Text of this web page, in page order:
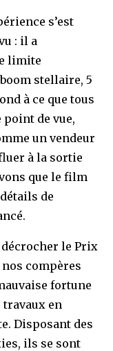
s’est
: il a
limite
stellaire, 5
à ce que tous
point de vue,
un vendeur
à la sortie
que le film
de
décrocher le Prix
compères
fortune
en
Disposant des
ils se sont